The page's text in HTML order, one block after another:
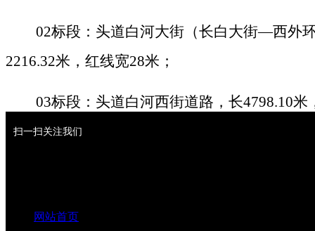
02标段：头道白河大街（长白大街—西外
2216.32米，红线宽28米；
03标段：头道白河西街道路， 长4798.10米
2.近3年无重大涉诉、无行政处罚、无失信
扫一扫关注我们
网站首页